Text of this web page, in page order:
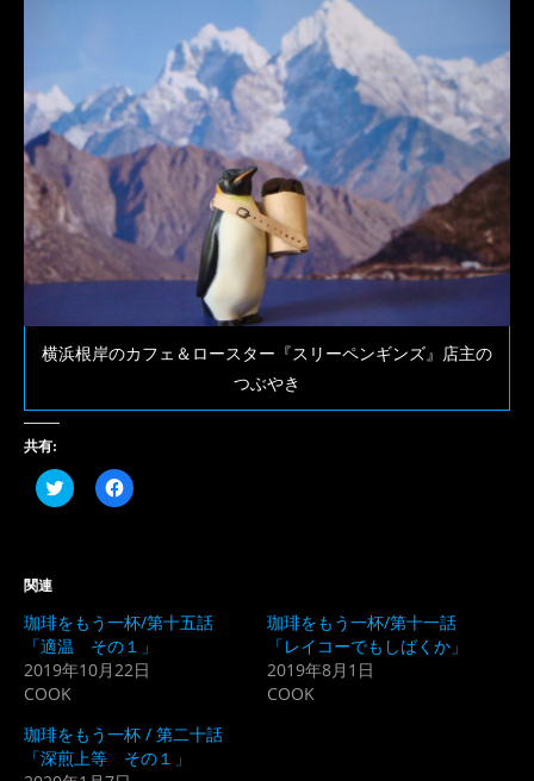
横浜根岸のカフェ＆ロースター『スリーペンギンズ』店主の
つぶやき
共有:
ク
リ
有
(新
し
い
ウ
ィ
ド
ウ
で
Facebook
で
リ
ッ
ク
し
さ
い
(新
関連
珈琲をもう一杯/第十五話
「適温 その１」
2019年10月22日
COOK
珈琲をもう一杯/第十一話
「レイコーでもしばくか」
2019年8月1日
COOK
珈琲をもう一杯 / 第二十話
「深煎上等 その１」